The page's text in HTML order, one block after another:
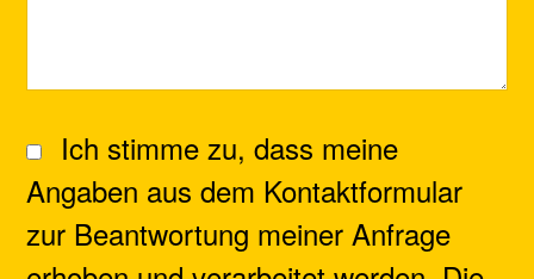
Ich stimme zu, dass meine
Angaben aus dem Kontaktformular
zur Beantwortung meiner Anfrage